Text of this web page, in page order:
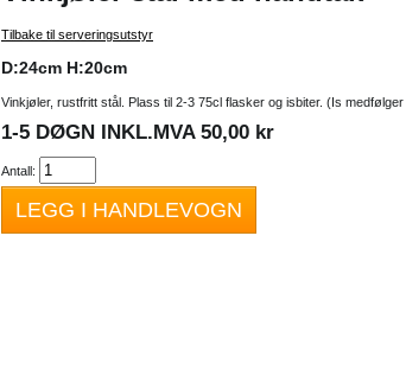
Tilbake til serveringsutstyr
D:24cm H:20cm
Vinkjøler, rustfritt stål. Plass til 2-3 75cl flasker og isbiter. (Is medfølger
1-5 DØGN INKL.MVA 50,00 kr
Antall:
LEGG I HANDLEVOGN